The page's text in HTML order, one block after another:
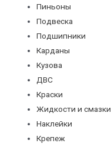
Пиньоны
Подвеска
Подшипники
Карданы
Кузова
ДВС
Краски
Жидкости и смазки
Наклейки
Крепеж